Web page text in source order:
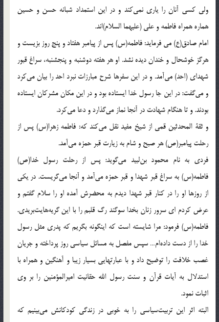
ولى كسى آنان را يارى نمى‌كند و در اين استمداد شبانه حسن و حسين
هماره همراه فاطمه و على (عليهما السلام)اند.
امام صادق(ع) مى فرمايد: فاطمه(س) پس از پيامبر هفتاد و پنج روز بزيست و
هرگز خوشحال و خندان ديده نشد. او هر هفته دوشنبه و پنجشنبه، سراغ قبور
شهداى (احد) مى‌آمد. و در اين سفرها شرح مبارزات نبرد احد را بيان مى‌كرد
و مى‌گفت: در اين جا رسول خدا ايستاده بود و در اين مكان مشركان ايستاده
بودند. و تا هنگام شهادت در آنجا نماز مى‌گذارد و دعا مى‌كرد.
و ثقة المحدثين قمى از شيخ مفيد نقل مى‌كند كه: فاطمه زهرا(س) پس از
رحلت پيامبر(ص) هر صبح و شام به زيارت قبر حمزه مى‌آمد.
فردى به نام محمود بن‌لبيد مى‌گويد: پس از رحلت رسول خدا(ص)
فاطمه(س) به سراغ قبر شهدا و قبر حمزه مى‌آمد و آنجا مى‌گريست. در يكى
از روزها او را در كنار قبر شهدا ديدم به محضرش آمده او را سلام گفتم و
عرض كردم اى سرور زنان بخدا سوگند رگ قلبم را با اين گريه‌هايت‌بريدى.
فاطمه(س) فرمود: مرا شايسته است كه اينگونه بگريم كه پدرى مثل رسول
خدا را از دست داده‌ام… سپس مفصل به مسائل سياسى روز پرداخته و جريان
غصب خلافت را توضيح داد و با عبارتهايى بسيار زيبا و آهنگين و همراه با
استدلال به آيات قرآن و سنت رسول الله حقانيت اميرالمؤمنين را بر وى
اثبات نمود.
البته اثر اين تربيت‌سياسى را به خوبى در زندگى كودكانش مى‌بينيم كه